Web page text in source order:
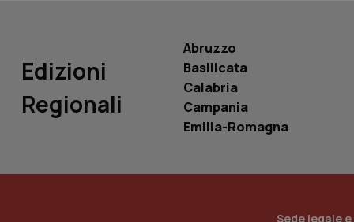
Edizioni
Regionali
Abruzzo
Basilicata
Calabria
Campania
Emilia-Romagna
Sede legale